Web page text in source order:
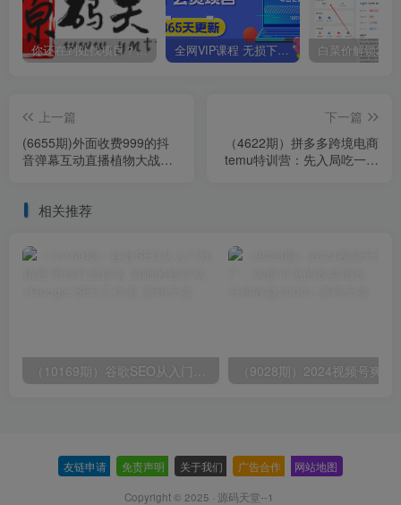
你还在到处找项目？还在当韭菜？我靠卖项目一个月收入5万+，曾经我也是个失败者。 全网VIP课程 无损下载~
上一篇
(6655期)外面收费999的抖
音弹幕互动直播植物大战僵
下一篇
（4622期）拼多多跨境电商
temu特训营：先入局吃一波
相关推荐
友链申请 免责声明 关于我们 广告合作 网站地图
Copyright © 2025 · 源码天堂--1